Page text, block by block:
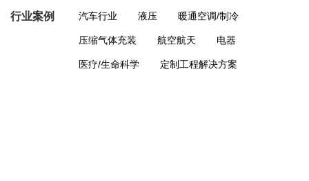
行业案例 汽车行业 液压 暖通空调/制冷
压缩气体充装 航空航天 电器
医疗/生命科学 定制工程解决方案